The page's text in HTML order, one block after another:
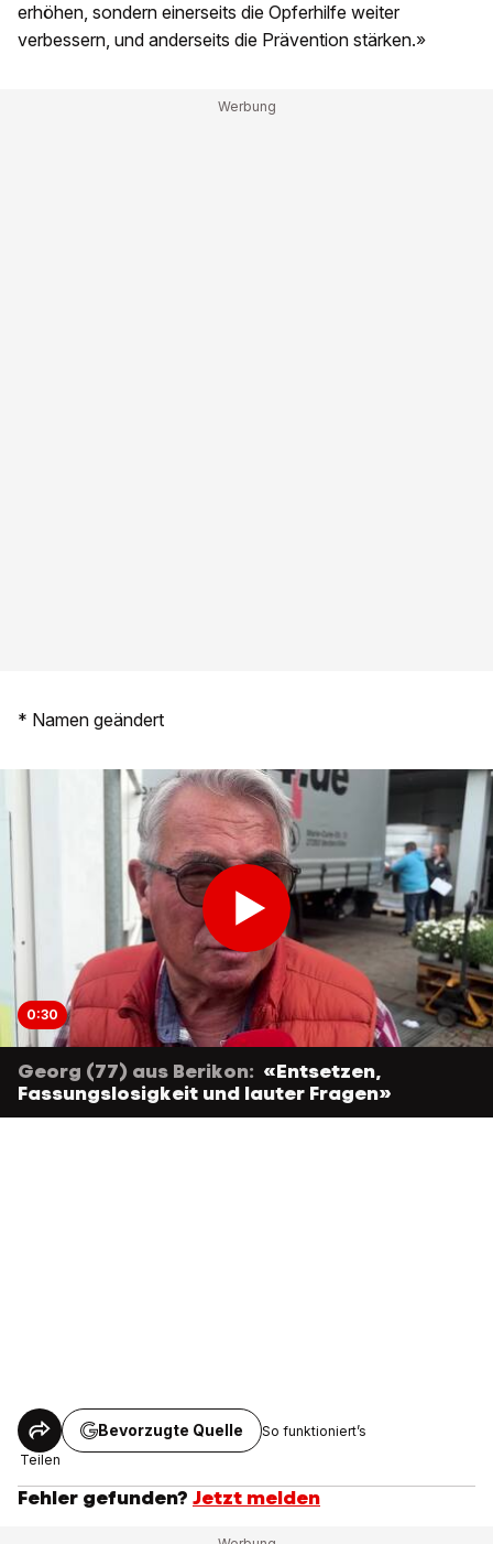
erhöhen, sondern einerseits die Opferhilfe weiter
verbessern, und anderseits die Prävention stärken.»
* Namen geändert
0:30
Georg (77) aus Berikon: «Entsetzen,
Fassungslosigkeit und lauter Fragen»
Teilen
Bevorzugte Quelle So funktioniert’s
Fehler gefunden? Jetzt melden